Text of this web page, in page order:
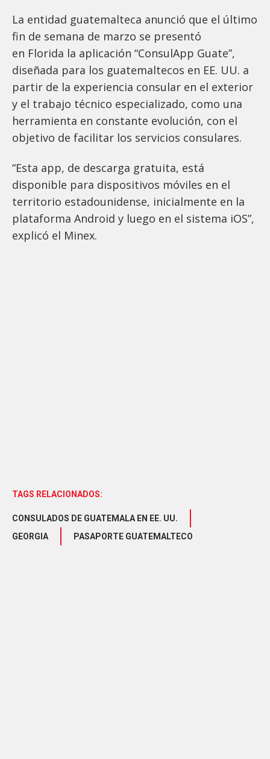
La entidad guatemalteca anunció que el último
fin de semana de marzo se presentó
en Florida la aplicación “ConsulApp Guate”,
diseñada para los guatemaltecos en EE. UU. a
partir de la experiencia consular en el exterior
y el trabajo técnico especializado, como una
herramienta en constante evolución, con el
objetivo de facilitar los servicios consulares.
“Esta app, de descarga gratuita, está
disponible para dispositivos móviles en el
territorio estadounidense, inicialmente en la
plataforma Android y luego en el sistema iOS”,
explicó el Minex.
TAGS RELACIONADOS:
CONSULADOS DE GUATEMALA EN EE. UU.
GEORGIA
PASAPORTE GUATEMALTECO